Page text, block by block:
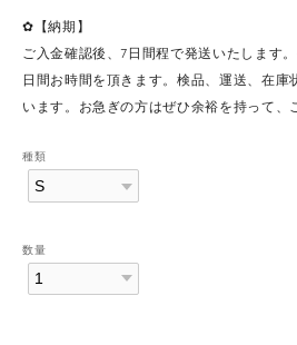
✿【納期】
ご入金確認後、7日間程で発送いたします
日間お時間を頂きます。検品、運送、在庫
います。お急ぎの方はぜひ余裕を持って、
種類
数量